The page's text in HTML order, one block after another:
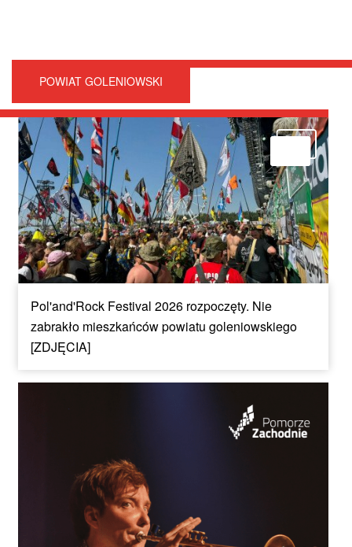
POWIAT GOLENIOWSKI
Pol'and'Rock Festival 2026 rozpoczęty. Nie
zabrakło mieszkańców powiatu goleniowskiego
[ZDJĘCIA]